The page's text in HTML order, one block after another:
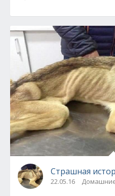
Страшная
22.05.16